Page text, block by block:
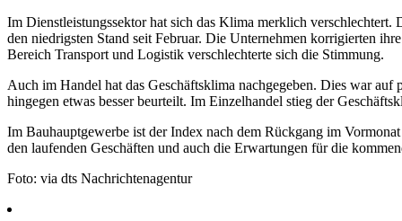
Im Dienstleistungssektor hat sich das Klima merklich
den niedrigsten Stand seit Februar. Die Unternehmen korrigierten
Bereich Transport und Logistik verschlechterte sich die Stimmung.
Auch im Handel hat das Geschäftsklima nachgegeben. Dies war
hingegen etwas besser beurteilt. Im Einzelhandel stieg der
Im Bauhauptgewerbe ist der Index nach dem Rückgang im
den laufenden Geschäften und auch die Erwartungen für die
Foto: via dts Nachrichtenagentur